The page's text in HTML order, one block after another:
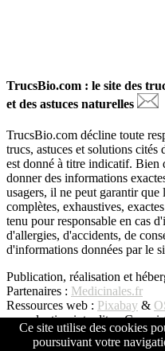
TrucsBio.com : le site des
et des astuces naturelles
TrucsBio.com décline toute
trucs, astuces et solutions cités
est donné à titre indicatif. Bien
donner des informations
usagers, il ne peut garantir
complètes, exhaustives,
tenu pour responsable en cas
d'allergies, d'accidents, de
d'informations données par le
Publication, réalisation et
Partenaires : Medicinales.fr
Ressources web : Pixabay &
reproduction interdite -
Copyright © All Rights
Ce site utilise des cookies
poursuivant votre